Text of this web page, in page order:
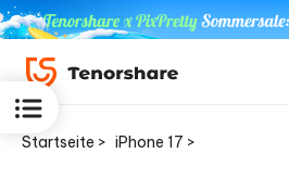
Startseite > iPhone 17 >